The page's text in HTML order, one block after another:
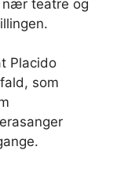
teatre og
Placido
som